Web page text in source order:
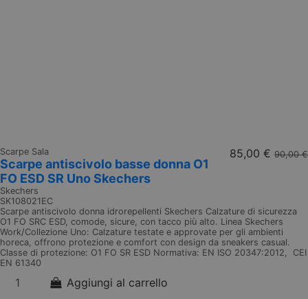
Scarpe Sala
Scarpe antiscivolo basse donna O1
FO ESD SR Uno Skechers
Skechers
SK108021EC
85,00 € 90,00 €
Scarpe antiscivolo donna idrorepellenti Skechers Calzature di sicurezza
O1 FO SRC ESD, comode, sicure, con tacco più alto. Linea Skechers
Work/Collezione Uno: Calzature testate e approvate per gli ambienti
horeca, offrono protezione e comfort con design da sneakers casual.
Classe di protezione: O1 FO SR ESD Normativa: EN ISO 20347:2012, CEI
EN 61340
Aggiungi al carrello